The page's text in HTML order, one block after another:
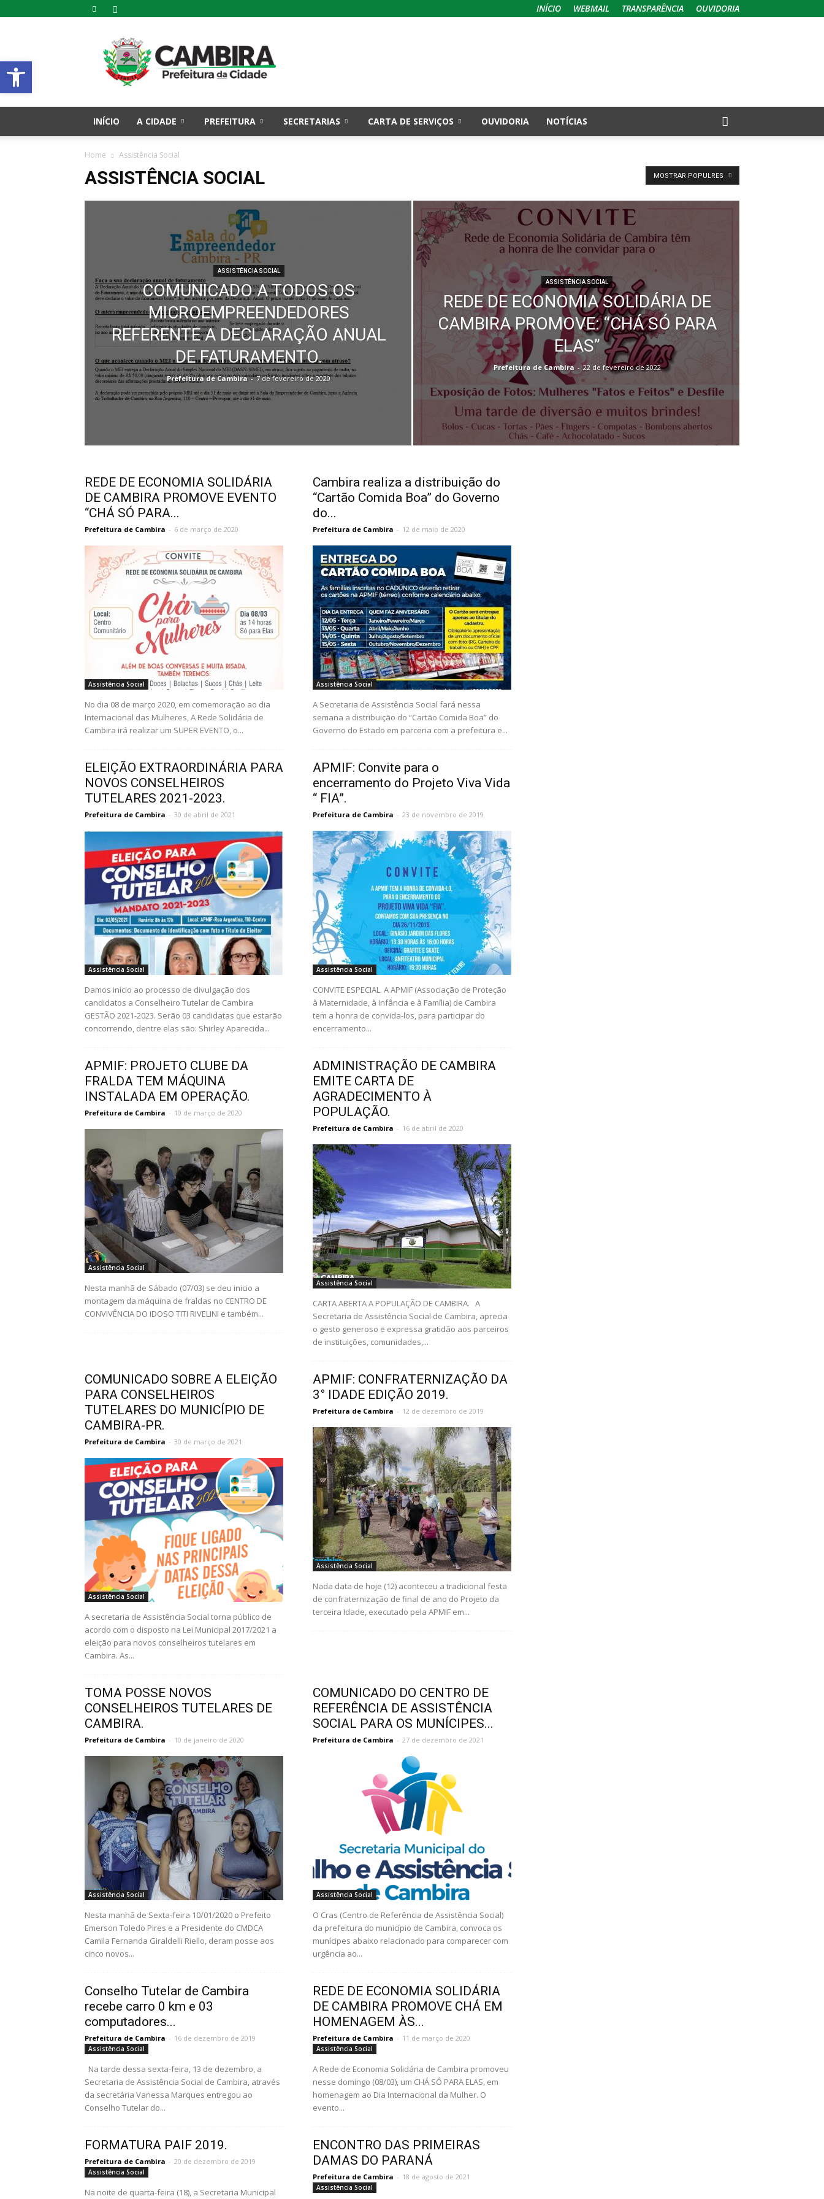
Abrir a barra de ferramentas
INÍCIO WEBMAIL TRANSPARÊNCIA OUVIDORIA
Prefeitura
Municipal
de
Cambira
PR
INÍCIO
A CIDADE PREFEITURA SECRETARIAS CARTA DE SERVIÇOS OUVIDORIA NOTÍCIAS
Home Assistência Social
ASSISTÊNCIA SOCIAL MOSTRAR POPULRES
ASSISTÊNCIA SOCIAL
COMUNICADO A TODOS OS
MICROEMPREENDEDORES
REFERENTE A DECLARAÇÃO ANUAL
DE FATURAMENTO.
Prefeitura de Cambira - 7 de fevereiro de 2020
ASSISTÊNCIA SOCIAL
REDE DE ECONOMIA SOLIDÁRIA DE
CAMBIRA PROMOVE: “CHÁ SÓ PARA
ELAS”
Prefeitura de Cambira - 22 de fevereiro de 2022
REDE DE ECONOMIA SOLIDÁRIA
DE CAMBIRA PROMOVE EVENTO
“CHÁ SÓ PARA...
Prefeitura de Cambira - 6 de março de 2020
Assistência Social
No dia 08 de março 2020, em comemoração ao dia
Internacional das Mulheres, A Rede Solidária de
Cambira irá realizar um SUPER EVENTO, o...
Cambira realiza a distribuição do
“Cartão Comida Boa” do Governo
do...
Prefeitura de Cambira - 12 de maio de 2020
Assistência Social
A Secretaria de Assistência Social fará nessa
semana a distribuição do “Cartão Comida Boa” do
Governo do Estado em parceria com a prefeitura e...
ELEIÇÃO EXTRAORDINÁRIA PARA
NOVOS CONSELHEIROS
TUTELARES 2021-2023.
Prefeitura de Cambira - 30 de abril de 2021
Assistência Social
Damos início ao processo de divulgação dos
candidatos a Conselheiro Tutelar de Cambira
GESTÃO 2021-2023. Serão 03 candidatas que estarão
concorrendo, dentre elas são: Shirley Aparecida...
APMIF: Convite para o
encerramento do Projeto Viva Vida
“ FIA”.
Prefeitura de Cambira - 23 de novembro de 2019
Assistência Social
CONVITE ESPECIAL. A APMIF (Associação de Proteção
à Maternidade, à Infância e à Família) de Cambira
tem a honra de convida-los, para participar do
encerramento...
APMIF: PROJETO CLUBE DA
FRALDA TEM MÁQUINA
INSTALADA EM OPERAÇÃO.
Prefeitura de Cambira - 10 de março de 2020
Assistência Social
Nesta manhã de Sábado (07/03) se deu inicio a
montagem da máquina de fraldas no CENTRO DE
CONVIVÊNCIA DO IDOSO TITI RIVELINI e também...
ADMINISTRAÇÃO DE CAMBIRA
EMITE CARTA DE
AGRADECIMENTO À
POPULAÇÃO.
Prefeitura de Cambira - 16 de abril de 2020
Assistência Social
CARTA ABERTA A POPULAÇÃO DE CAMBIRA. A
Secretaria de Assistência Social de Cambira, aprecia
o gesto generoso e expressa gratidão aos parceiros
de instituições, comunidades,...
COMUNICADO SOBRE A ELEIÇÃO
PARA CONSELHEIROS
TUTELARES DO MUNICÍPIO DE
CAMBIRA-PR.
Prefeitura de Cambira - 30 de março de 2021
Assistência Social
A secretaria de Assistência Social torna público de
acordo com o disposto na Lei Municipal 2017/2021 a
eleição para novos conselheiros tutelares em
Cambira. As...
APMIF: CONFRATERNIZAÇÃO DA
3° IDADE EDIÇÃO 2019.
Prefeitura de Cambira - 12 de dezembro de 2019
Assistência Social
Nada data de hoje (12) aconteceu a tradicional festa
de confraternização de final de ano do Projeto da
terceira Idade, executado pela APMIF em...
TOMA POSSE NOVOS
CONSELHEIROS TUTELARES DE
CAMBIRA.
Prefeitura de Cambira - 10 de janeiro de 2020
Assistência Social
Nesta manhã de Sexta-feira 10/01/2020 o Prefeito
Emerson Toledo Pires e a Presidente do CMDCA
Camila Fernanda Giraldelli Riello, deram posse aos
cinco novos...
COMUNICADO DO CENTRO DE
REFERÊNCIA DE ASSISTÊNCIA
SOCIAL PARA OS MUNÍCIPES...
Prefeitura de Cambira - 27 de dezembro de 2021
Assistência Social
O Cras (Centro de Referência de Assistência Social)
da prefeitura do município de Cambira, convoca os
munícipes abaixo relacionado para comparecer com
urgência ao...
Conselho Tutelar de Cambira
recebe carro 0 km e 03
computadores...
Prefeitura de Cambira - 16 de dezembro de 2019
Assistência Social
Na tarde dessa sexta-feira, 13 de dezembro, a
Secretaria de Assistência Social de Cambira, através
da secretária Vanessa Marques entregou ao
Conselho Tutelar do...
REDE DE ECONOMIA SOLIDÁRIA
DE CAMBIRA PROMOVE CHÁ EM
HOMENAGEM ÀS...
Prefeitura de Cambira - 11 de março de 2020
Assistência Social
A Rede de Economia Solidária de Cambira promoveu
nesse domingo (08/03), um CHÁ SÓ PARA ELAS, em
homenagem ao Dia Internacional da Mulher. O
evento...
FORMATURA PAIF 2019.
Prefeitura de Cambira - 20 de dezembro de 2019
Assistência Social
Na noite de quarta-feira (18), a Secretaria Municipal
ENCONTRO DAS PRIMEIRAS
DAMAS DO PARANÁ
Prefeitura de Cambira - 18 de agosto de 2021
Assistência Social